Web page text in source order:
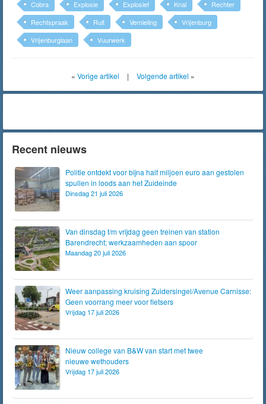
Cobra Explosie Explosief Knal
Rechter
Rechtspraak
Ruit Vernieling
Vrijenburg
Vrijenburglaan
Vuurwerk
« Vorige artikel | Volgende artikel »
Recent nieuws
Politie ontdekt voor bijna half miljoen euro aan gestolen
spullen in loods aan het Zuideinde
Dinsdag 21 juli 2026
Van dinsdag t/m vrijdag geen treinen van station
Barendrecht; werkzaamheden aan spoor
Maandag 20 juli 2026
Weer aanpassing kruising Zuidersingel/Avenue Carnisse:
Geen voorrang meer voor fietsers
Vrijdag 17 juli 2026
Nieuw college van B&W van start met twee
nieuwe wethouders
Vrijdag 17 juli 2026